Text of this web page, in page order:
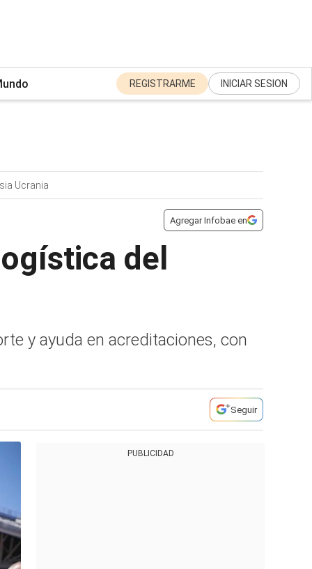
REGISTRARME INICIAR SESION
Ucrania
Agregar Infobae en
del
y ayuda en acreditaciones, con
Seguir
PUBLICIDAD